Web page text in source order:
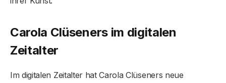
Carola Clüseners im digitalen
Zeitalter
Im digitalen Zeitalter hat Carola Clüseners neue